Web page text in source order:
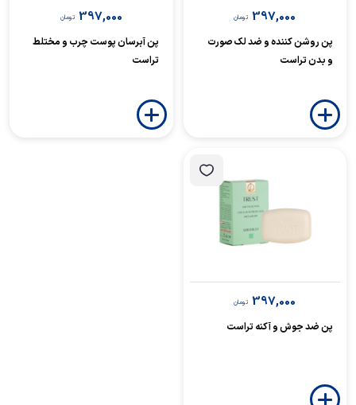
397,000 تومان
پن روشن کننده و ضد لک صورت
و بدن تراست
397,000 تومان
پن آبرسان پوست چرب و مختلط
تراست
397,000 تومان
پن ضد جوش و آکنه تراست